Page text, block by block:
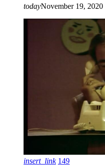
todayNovember 19, 2020
insert_link 149